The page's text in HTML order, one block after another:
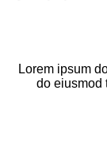
Lorem ipsum
do eiusmod